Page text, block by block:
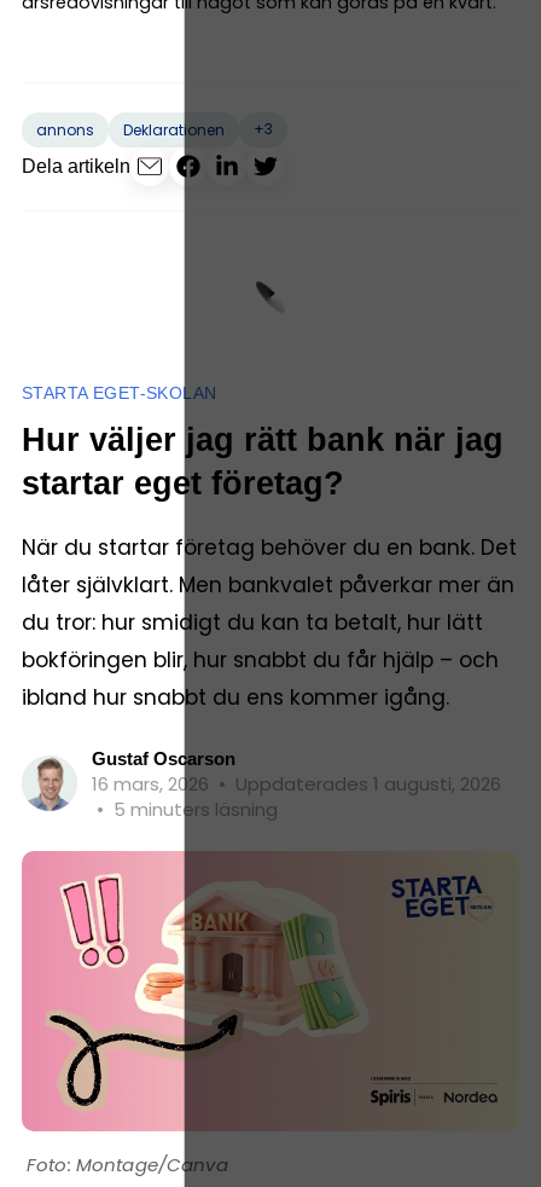
annons Deklarationen
+3
Dela artikeln
STARTA EGET-SKOLAN
Hur väljer jag rätt bank när jag
startar eget företag?
När du startar företag behöver du en bank. Det
låter självklart. Men bankvalet påverkar mer än
du tror: hur smidigt du kan ta betalt, hur lätt
bokföringen blir, hur snabbt du får hjälp – och
ibland hur snabbt du ens kommer igång.
Gustaf Oscarson
16 mars, 2026 • Uppdaterades 1 augusti, 2026
• 5 minuters läsning
Montage/Canva